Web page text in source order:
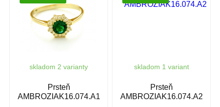
skladom 2 varianty
Prsteň
AMBROZIAK16.074.A1
skladom 1 variant
Prsteň
AMBROZIAK16.074.A2